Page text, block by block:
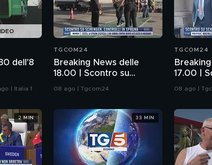
dell'8
| Italia 1
TGCOM24
Breaking News delle
18.00 | Scontro su
Schengen, controlli in
08 ago | Tgcom24
TGCOM24
17.00 |
08 ago |
2 MIN 33 MIN